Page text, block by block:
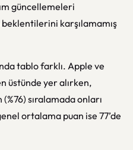
güncellemeleri
beklentilerini karşılamamış
tablo farklı. Apple ve
üstünde yer alırken,
sıralamada onları
ortalama puan ise 77’de